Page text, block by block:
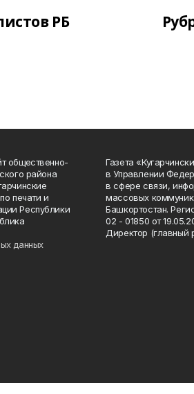
РБ
общественно-
района
печати и
Республики
данных
Газета
в Управлении
в сфере связи,
массовых
Башкортостан.
02 - 01850 от
Директор (главный